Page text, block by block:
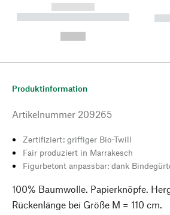
------------
----------- ----------- --------
Produktinformation
Artikelnummer 209265
Zertifiziert: griffiger Bio-Twill
Fair produziert in Marrakesch
Figurbetont anpassbar: dank
100% Baumwolle. Papierknöpfe.
Rückenlänge bei Größe M = 110 cm.